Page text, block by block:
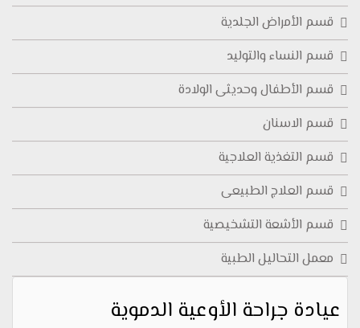
قسم الأمراض الجلدية
قسم النساء والتوليد
قسم الأطفال وحديثى الولادة
قسم الاسنان
قسم التغذية العلاجية
قسم العلاج الطبيعى
قسم الأشعة التشخيصية
معمل التحاليل الطبية
عيادة جراحة الأوعية الدموية